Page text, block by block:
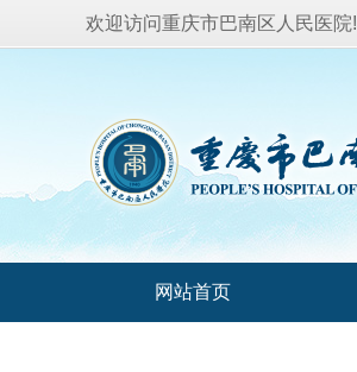
欢迎访问重庆市巴南区人民医院!
网站首页